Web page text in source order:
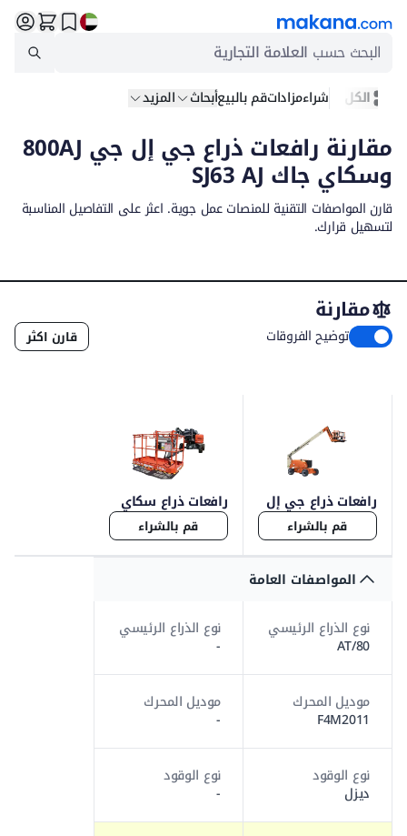
البحث حسب العلامة التجارية
الكل شراءمزاداتقم بالبيعأبحاث المزيد
مقارنة رافعات ذراع جي إل جي 800AJ
وسكاي جاك SJ63 AJ
قارن المواصفات التقنية للمنصات عمل جوية. اعثر على التفاصيل المناسبة
لتسهيل قرارك.
مقارنة
توضيح الفروقات قارن اكثر
رافعات ذراع جي إل
جي 800 قم بالشراء
رافعات ذراع سكاي
جاك SJ63قم بالشراء
المواصفات العامة
نوع الذراع الرئيسي
AT/80
نوع الذراع الرئيسي
-
موديل المحرك
F4M2011
موديل المحرك
-
نوع الوقود
ديزل
نوع الوقود
-